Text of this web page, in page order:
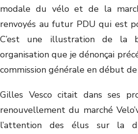
modale du vélo et de la
renvoyés au futur PDU qui est
C’est une illustration de la
organisation que je dénonçai
commission générale en début de
Gilles Vesco citait dans ses
renouvellement du marché
l’attention des élus sur la